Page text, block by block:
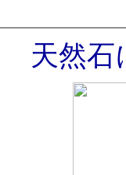
天然石